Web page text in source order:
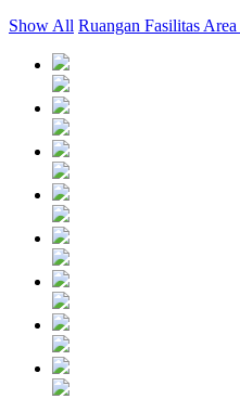
Show All Ruangan Fasilitas Area